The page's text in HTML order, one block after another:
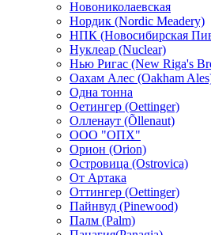
Новониколаевская
Нордик (Nordic Meadery)
НПК (Новосибирская
Нуклеар (Nuclear)
Нью Ригас (New Riga's
Оахам Алес (Oakham
Одна тонна
Оетингер (Oettinger)
Олленаут (Õllenaut)
ООО "ОПХ"
Орион (Orion)
Островица (Ostrovica)
От Артака
Оттингер (Oettinger)
Пайнвуд (Pinewood)
Палм (Palm)